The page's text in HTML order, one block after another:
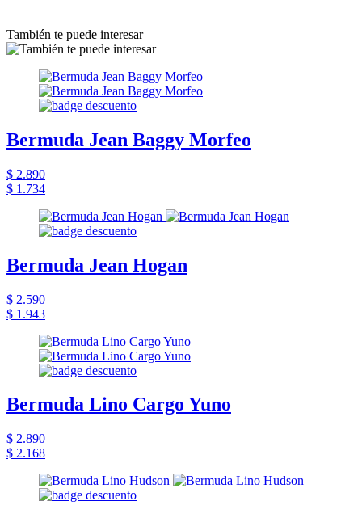
También te puede interesar
Bermuda Jean Baggy Morfeo
$ 2.890
$ 1.734
Bermuda Jean Hogan
$ 2.590
$ 1.943
Bermuda Lino Cargo Yuno
$ 2.890
$ 2.168